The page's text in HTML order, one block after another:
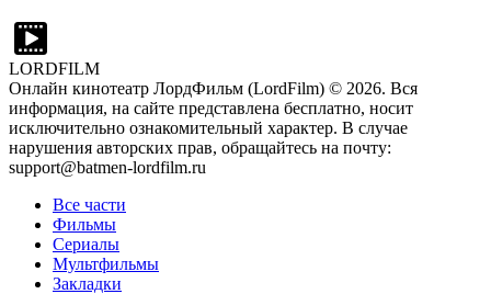
LORDFILM
Онлайн кинотеатр ЛордФильм (LordFilm) © 2026. Вся
информация, на сайте представлена бесплатно, носит
исключительно ознакомительный характер. В случае
нарушения авторских прав, обращайтесь на почту:
support@batmen-lordfilm.ru
Все части
Фильмы
Сериалы
Мультфильмы
Закладки